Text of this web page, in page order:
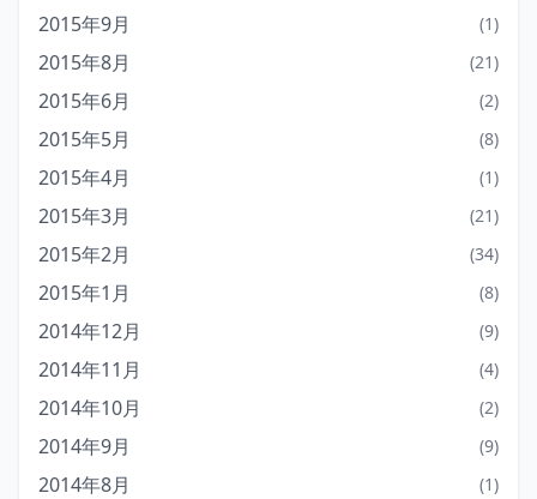
2015年9月 (1)
2015年8月 (21)
2015年6月 (2)
2015年5月 (8)
2015年4月 (1)
2015年3月 (21)
2015年2月 (34)
2015年1月 (8)
2014年12月 (9)
2014年11月 (4)
2014年10月 (2)
2014年9月 (9)
2014年8月 (1)